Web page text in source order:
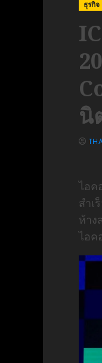
ธุรกิจ
นิ
ไอค
สำเ
ห้าง
ไอค